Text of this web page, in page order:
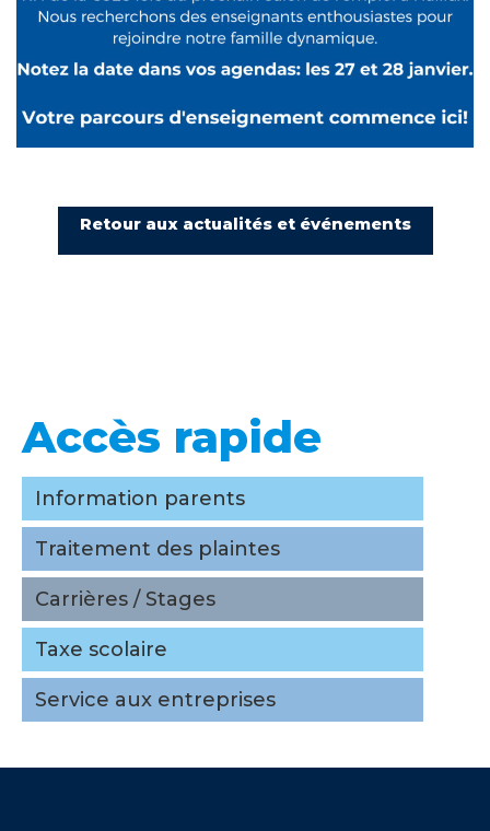
Retour aux actualités et événements
Information parents
Traitement des plaintes
Carrières / Stages
Taxe scolaire
Service aux entreprises
Upcoming
Events
Accès rapide
Information parents
Traitement des plaintes
Carrières / Stages
Taxe scolaire
Service aux entreprises